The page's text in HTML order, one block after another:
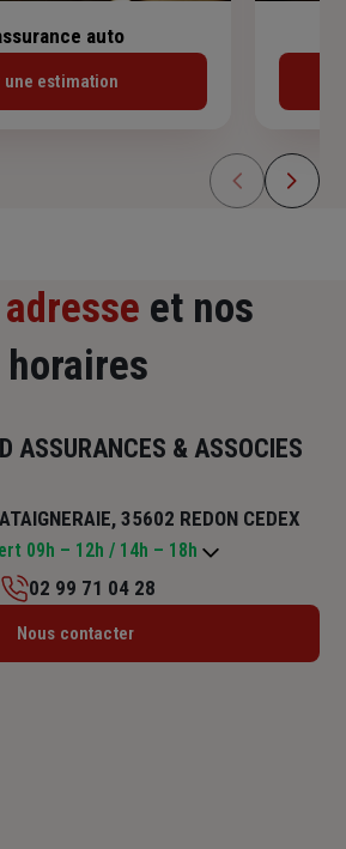
auto
une estimation
et nos
horaires
ASSURANCES & ASSOCIES
35602 REDON CEDEX
Ouvert 09h – 12h / 14h – 18h
: 09h – 12h / 14h – 18h
02 99 71 04 28
Nous contacter